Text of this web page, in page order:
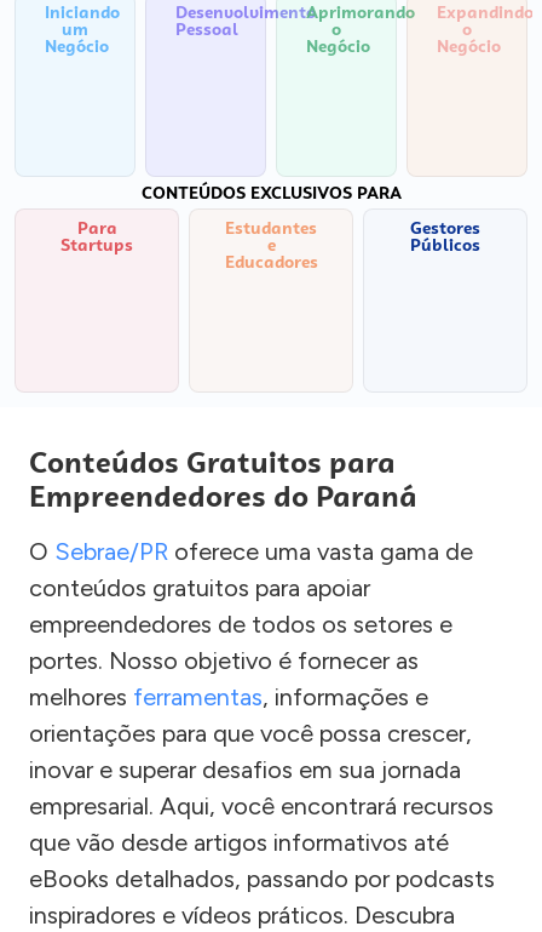
Iniciando
um
Negócio
Desenvolvimento
Pessoal
Aprimorando
o
Negócio
Expandindo
o
Negócio
CONTEÚDOS EXCLUSIVOS PARA
Para
Startups
Estudantes
e
Educadores
Gestores
Públicos
Conteúdos Gratuitos para
Empreendedores do Paraná
O Sebrae/PR oferece uma vasta gama de
conteúdos gratuitos para apoiar
empreendedores de todos os setores e
portes. Nosso objetivo é fornecer as
melhores ferramentas, informações e
orientações para que você possa crescer,
inovar e superar desafios em sua jornada
empresarial. Aqui, você encontrará recursos
que vão desde artigos informativos até
eBooks detalhados, passando por podcasts
inspiradores e vídeos práticos. Descubra